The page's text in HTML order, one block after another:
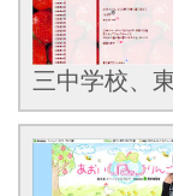
三中学校、